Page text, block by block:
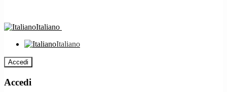
Italiano
Italiano
Accedi
Accedi